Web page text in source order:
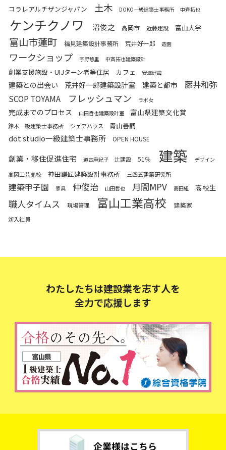
コラレアルチザンジャパン 土木 DOKO一級建築士事務所 中斉拓也
ケンチクノワ 沼俊之 高岡市 近藤建設 富山大学
富山市蓮町 福見建築設計事務所 荒井好一郎 造園
ワークショップ 宇野悠里 中斉拓也建築設計
創業支援施設・UIJターン者等住居 カフェ 安達建設
建築との出会い 荒井好一郎建築設計室 建築と都市 藤井和弥
SCOP TOYAMA フレッシュマン ラボ女
完成までのプロセス 山田哲也建築設計室 富山県建築文化賞
鈴木一級建築士事務所 シェアハウス 青山善嗣
dot studio一級建築士事務所 OPEN HOUSE
創業・移住促進住宅 道古麻紀子 辻建設 51％ 建築 デザイン
高岡工芸高校 神田謙匠建築設計事務所 三四五建築研究所
建築甲子園 家具 仲俊治 山田哲也 月間MPV 高田組 高校生
職人タイムス 現場管理 富山工業高校 建築家
新入社員
わたしたちは建設業を志す人を
全力で応援します